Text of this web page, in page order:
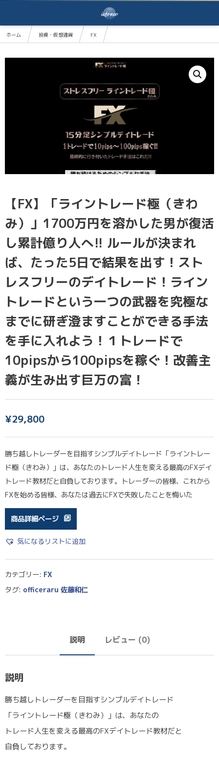
ホーム 投資・仮想通貨
FX
【FX】「ライントレード極（きわ
み）」1700万円を溶かした男が復活
し累計億り人へ!! ルールが決まれ
ば、たった5日で結果を出す！スト
レスフリーのデイトレード！ライン
トレードという一つの武器を究極な
までに研ぎ澄ますことができる手法
を手に入れよう！１トレードで
10pipsから100pipsを稼ぐ！改善主
義が生み出す巨万の富！
¥29,800
勝ち越しトレーダーを目指すシンプルデイトレード「ライントレー
ド極（きわみ）」は、あなたのトレード人生を変える最高のFXデイ
トレード教材だと自負しております。トレーダーの皆様、これから
FXを始める皆様、あなたは過去にFXで失敗したことを悔いた
商品詳細ページ
気になるリストに追加
カテゴリー: FX
タグ: officeraru 佐藤和仁
説明 レビュー (0)
説明
勝ち越しトレーダーを目指すシンプルデイトレード
「ライントレード極（きわみ）」は、あなたの
トレード人生を変える最高のFXデイトレード教材だと
自負しております。